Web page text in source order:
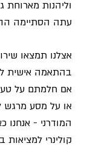
וליהנות
עתה הסתיימה
אצלנו תמצאו
בהתאמה אישית
אם חלמתם על
או על מסע מרגש
המודרני - אנחנו
קולינרי